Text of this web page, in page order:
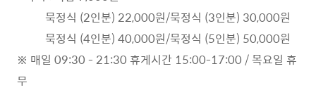
묵정식 (2인분) 22,000원/묵정식 (3인분) 30,000원
묵정식 (4인분) 40,000원/묵정식 (5인분) 50,000원
※ 매일 09:30 - 21:30 휴게시간 15:00-17:00 / 목요일 휴
무